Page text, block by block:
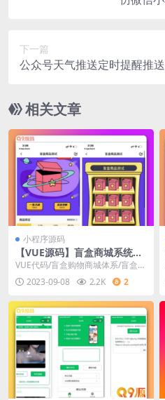
下一篇
公众号天气推送定时提醒推
相关文章
小程序源码
【VUE源码】盲盒商城系统盲
盒抽奖源码盲盒H5小程序VUE
源码
VUE代码/盲盒购物商城体系/盲盒H
5小顺序/盲盒抽奖代码这段光阴比
拟忙，就没有...
2023-09-08 2.2K 2